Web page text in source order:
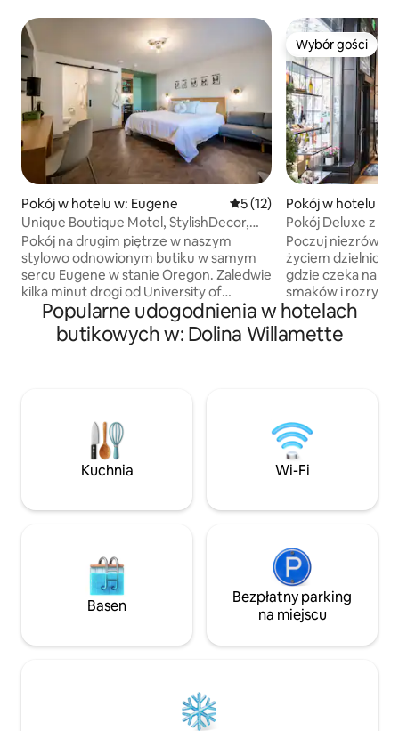
Pokój w hotelu w: Eugene Średnia ocena: 5 na 5,
5 (12)
Unique Boutique Motel, StylishDecor,
WiFi, Parking
Pokój na drugim piętrze w naszym
stylowo odnowionym butiku w samym
sercu Eugene w stanie Oregon. Zaledwie
kilka minut drogi od University of
Oregon, Downtown i 5th Street, każdy z
naszych 11 unikalnie zaprojektowanych
pokoi oferuje pluszowe materace,
sztuce i wygodzie inspirowanej
północno-zachodnim Pacyfiku. Ekspres
do kawy, mini-lodówka i zamrażarka.
Idealne dla podróżnych szukających
Wybór gości
Wybór gości
Pokój w hotelu w:
Pokój Deluxe z
pobliżu butików i
Poczuj
życiem dzielnicy
gdzie czeka na
smaków i
Queen szczyci
estetyką łączącą
z
elegancko
wygodnym
wyjątkowym
dzięki czemu jest
Popularne udogodnienia w hotelach
butikowych w: Dolina Willamette
Kuchnia Wi-Fi
Basen
Bezpłatny parking
na miejscu